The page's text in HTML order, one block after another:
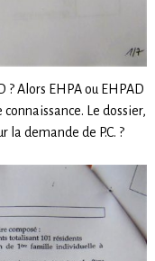
? Alors EHPA ou EHPAD
Le dossier,
la demande de P.C. ?